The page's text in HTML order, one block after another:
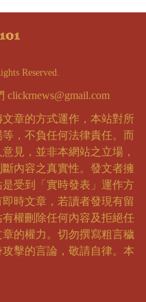
Reserved.
clickrnews@gmail.com
章的方式運作，本站對所
，不負任何法律責任。而
見，並非本網站之立場，
內容之真實性。發文者擁
受到「實時發表」運作方
時文章，若讀者發現有留
權刪除任何內容及拒絕任
的權力。切勿撰寫粗言穢
擊的言論，敬請自律。本